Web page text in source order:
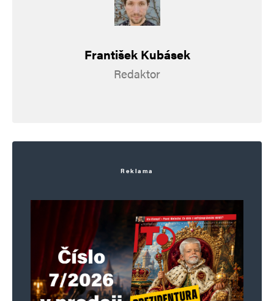
nejodpornější kurvy…
Karel Poláček
V. Pelikán
20. 5. 2026 (8:29)
Odporný článek plný nesmyslů a dezinformací…
Odpovědět
František Kubásek
Redaktor
Reklama